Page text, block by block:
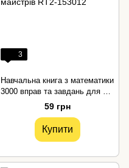
3
Навчальна книга з математики
3000 вправ та завдань для 5-6
класу Час майстрів
59 грн
Купити